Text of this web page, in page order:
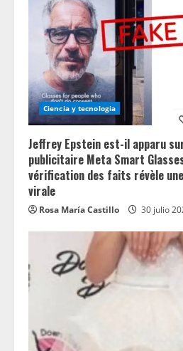
Ciencia y tecnologia
Jeffrey Epstein est-il apparu
publicitaire Meta Smart
vérification des faits révèle
virale
Rosa María Castillo 30 julio